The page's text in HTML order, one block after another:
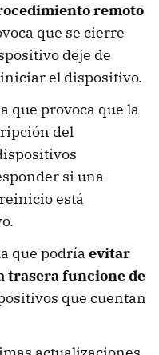
remoto
que se cierre
deje de
el dispositivo.
que provoca que la
del
si una
está
que podría evitar
trasera funcione de
que cuentan